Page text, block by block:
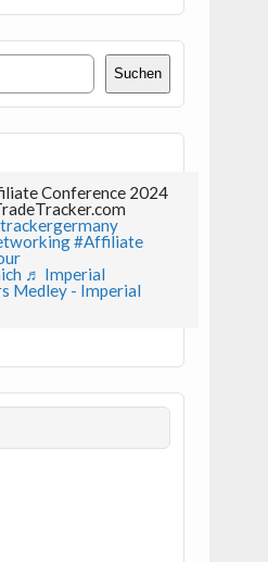
Suchen
Conference 2024
#Affiliate
♬ Imperial
Medley - Imperial